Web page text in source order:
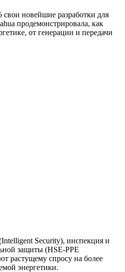
новейшие разработки для
продемонстрировала, как
от генерации и передачи
Security), инспекция и
защиты (HSE-PPE
растущему спросу на более
энергетики.